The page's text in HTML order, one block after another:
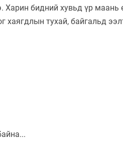
Харин бидний хувьд үр маань
хаягдлын тухай, байгальд